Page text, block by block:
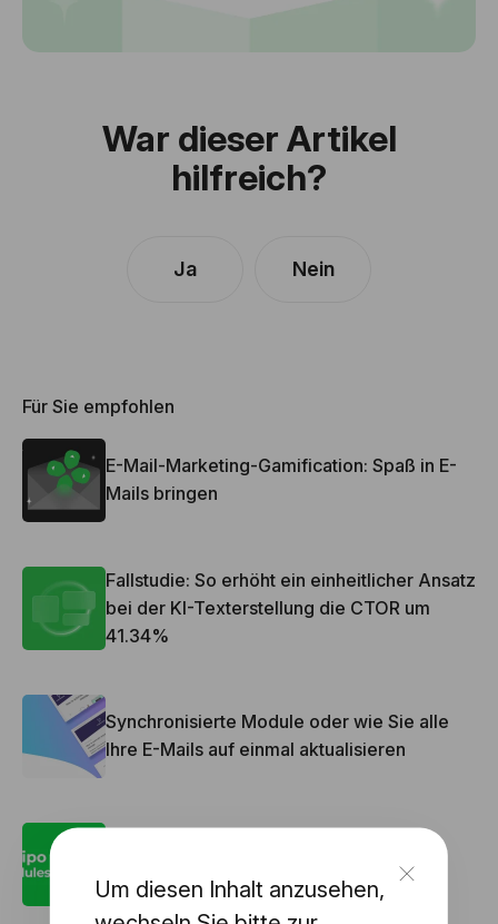
Um diesen Inhalt anzusehen,
War dieser Artikel
hilfreich?
Ja Nein
Für Sie empfohlen
E-Mail-Marketing-Gamification: Spaß in E-
Mails bringen
Fallstudie: So erhöht ein einheitlicher Ansatz
bei der KI-Texterstellung die CTOR um
41.34%
Synchronisierte Module oder wie Sie alle
Ihre E-Mails auf einmal aktualisieren
warum brauchen Sie sie?